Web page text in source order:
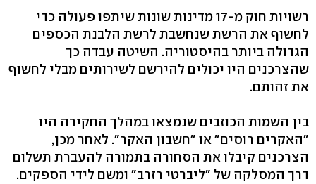
רשויות חוק מ-17 מדינות שונות שיתפו פעולה כדי
לחשוף את הרשת שנחשבת לרשת הלבנת הכספים
הגדולה ביותר בהיסטוריה. השיטה עבדה כך
שהצרכנים היו יכולים להירשם לשירותים מבלי לחשוף
את זהותם.
בין השמות הכוזבים שנמצאו במהלך החקירה היו
"האקרים רוסים" או "חשבון האקר". לאחר מכן,
הצרכנים קיבלו את הסחורה בתמורה להעברת תשלום
דרך המסלקה של "ליברטי רזרב" ומשם לידי הספקים.